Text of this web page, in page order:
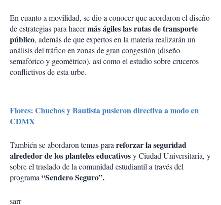
En cuanto a movilidad, se dio a conocer que acordaron el diseño
de estrategias para hacermás ágiles las rutas de transporte
público, además de que expertos en la materia realizarán un
análisis del tráfico en zonas de gran congestión (diseño
semafórico y geométrico), así como el estudio sobre cruceros
conflictivos de esta urbe.
Flores: Chuchos y Bautista pusieron directiva a modo en
CDMX
También se abordaron temas parareforzar la seguridad
alrededor de los planteles educativosy Ciudad Universitaria, y
sobre el traslado de la comunidad estudiantil a través del
programa“Sendero Seguro”.
sarr